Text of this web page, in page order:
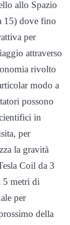
allo Spazio
15) dove fino
per
attraverso
rivolto
modo a
possono
in
per
la gravità
Coil da 3
5 metri di
per
della